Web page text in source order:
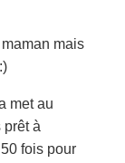
mais
met au
prêt à
fois pour